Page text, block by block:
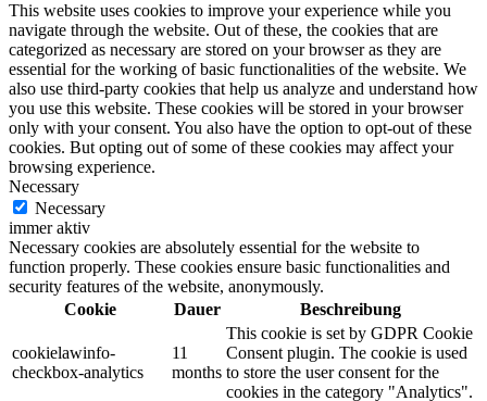
This website uses cookies to improve your experience while you
navigate through the website. Out of these, the cookies that are
categorized as necessary are stored on your browser as they are
essential for the working of basic functionalities of the website. We
also use third-party cookies that help us analyze and understand how
you use this website. These cookies will be stored in your browser
only with your consent. You also have the option to opt-out of these
cookies. But opting out of some of these cookies may affect your
browsing experience.
Necessary
Necessary
immer aktiv
Necessary cookies are absolutely essential for the website to
function properly. These cookies ensure basic functionalities and
security features of the website, anonymously.
Cookie
Dauer Beschreibung
cookielawinfo-
checkbox-analytics
11
months
This cookie is set by GDPR Cookie
Consent plugin. The cookie is used
to store the user consent for the
cookies in the category "Analytics".